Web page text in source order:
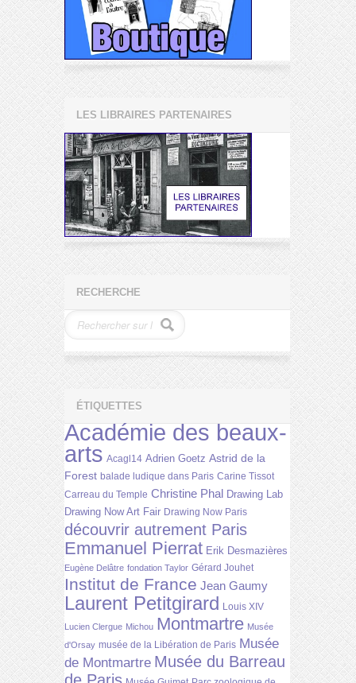
LES LIBRAIRES PARTENAIRES
RECHERCHE
ÉTIQUETTES
Académie des beaux-
arts Acagl14 Adrien Goetz Astrid de la
Forest balade ludique dans Paris Carine Tissot
Carreau du Temple Christine Phal Drawing Lab
Drawing Now Art Fair Drawing Now Paris
découvrir autrement Paris
Emmanuel Pierrat Erik Desmazières
Eugène Delâtre fondation Taylor Gérard Jouhet
Institut de France Jean Gaumy
Laurent Petitgirard Louis XIV
Lucien Clergue Michou Montmartre Musée
d'Orsay musée de la Libération de Paris Musée
de Montmartre Musée du Barreau